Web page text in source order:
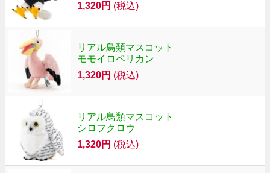
1,320円 (税込)
リアル鳥類マスコット
モモイロペリカン
1,320円 (税込)
リアル鳥類マスコット
シロフクロウ
1,320円 (税込)